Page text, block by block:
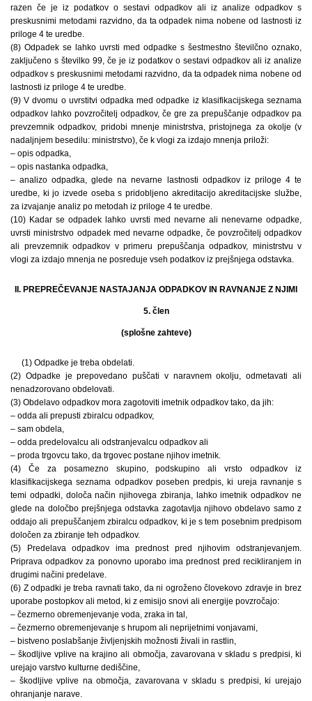
razen če je iz podatkov o sestavi odpadkov ali iz analize odpadkov s
preskusnimi metodami razvidno, da ta odpadek nima nobene od lastnosti iz
priloge 4 te uredbe.
(8) Odpadek se lahko uvrsti med odpadke s šestmestno številčno oznako,
zaključeno s številko 99, če je iz podatkov o sestavi odpadkov ali iz analize
odpadkov s preskusnimi metodami razvidno, da ta odpadek nima nobene od
lastnosti iz priloge 4 te uredbe.
(9) V dvomu o uvrstitvi odpadka med odpadke iz klasifikacijskega seznama
odpadkov lahko povzročitelj odpadkov, če gre za prepuščanje odpadkov pa
prevzemnik odpadkov, pridobi mnenje ministrstva, pristojnega za okolje (v
nadaljnjem besedilu: ministrstvo), če k vlogi za izdajo mnenja priloži:
– opis odpadka,
– opis nastanka odpadka,
– analizo odpadka, glede na nevarne lastnosti odpadkov iz priloge 4 te
uredbe, ki jo izvede oseba s pridobljeno akreditacijo akreditacijske službe,
za izvajanje analiz po metodah iz priloge 4 te uredbe.
(10) Kadar se odpadek lahko uvrsti med nevarne ali nenevarne odpadke,
uvrsti ministrstvo odpadek med nevarne odpadke, če povzročitelj odpadkov
ali prevzemnik odpadkov v primeru prepuščanja odpadkov, ministrstvu v
vlogi za izdajo mnenja ne posreduje vseh podatkov iz prejšnjega odstavka.
II. PREPREČEVANJE NASTAJANJA ODPADKOV IN RAVNANJE Z NJIMI
5. člen
(splošne zahteve)
(1) Odpadke je treba obdelati.
(2) Odpadke je prepovedano puščati v naravnem okolju, odmetavati ali
nenadzorovano obdelovati.
(3) Obdelavo odpadkov mora zagotoviti imetnik odpadkov tako, da jih:
– odda ali prepusti zbiralcu odpadkov,
– sam obdela,
– odda predelovalcu ali odstranjevalcu odpadkov ali
– proda trgovcu tako, da trgovec postane njihov imetnik.
(4) Če za posamezno skupino, podskupino ali vrsto odpadkov iz
klasifikacijskega seznama odpadkov poseben predpis, ki ureja ravnanje s
temi odpadki, določa način njihovega zbiranja, lahko imetnik odpadkov ne
glede na določbo prejšnjega odstavka zagotavlja njihovo obdelavo samo z
oddajo ali prepuščanjem zbiralcu odpadkov, ki je s tem posebnim predpisom
določen za zbiranje teh odpadkov.
(5) Predelava odpadkov ima prednost pred njihovim odstranjevanjem.
Priprava odpadkov za ponovno uporabo ima prednost pred recikliranjem in
drugimi načini predelave.
(6) Z odpadki je treba ravnati tako, da ni ogroženo človekovo zdravje in brez
uporabe postopkov ali metod, ki z emisijo snovi ali energije povzročajo:
– čezmerno obremenjevanje voda, zraka in tal,
– čezmerno obremenjevanje s hrupom ali neprijetnimi vonjavami,
– bistveno poslabšanje življenjskih možnosti živali in rastlin,
– škodljive vplive na krajino ali območja, zavarovana v skladu s predpisi, ki
urejajo varstvo kulturne dediščine,
– škodljive vplive na območja, zavarovana v skladu s predpisi, ki urejajo
ohranjanje narave.